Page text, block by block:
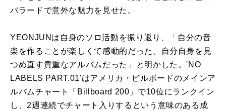
バラードで意外な魅力を見せた。
YEONJUNは自身のソロ活動を振り返り、「自分の音
楽を作ることが楽しくて感動的だった。自分自身を見
つめ直す貴重なアルバムだった」と明かした。'NO
LABELS PART.01'はアメリカ・ビルボードのメインア
ルバムチャート「Billboard 200」で10位にランクイン
し、2週連続でチャート入りするという意味のある成